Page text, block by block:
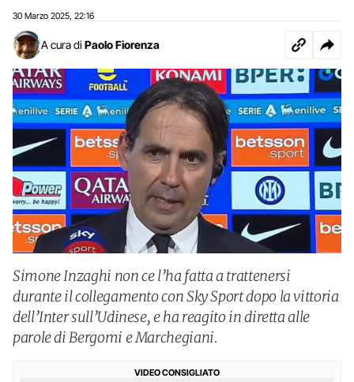
30 Marzo 2025 22:16
A cura di Paolo Fiorenza
Simone Inzaghi non ce l’ha fatta a trattenersi
durante il collegamento con Sky Sport dopo la vittoria
dell’Inter sull’Udinese, e ha reagito in diretta alle
parole di Bergomi e Marchegiani.
VIDEO CONSIGLIATO